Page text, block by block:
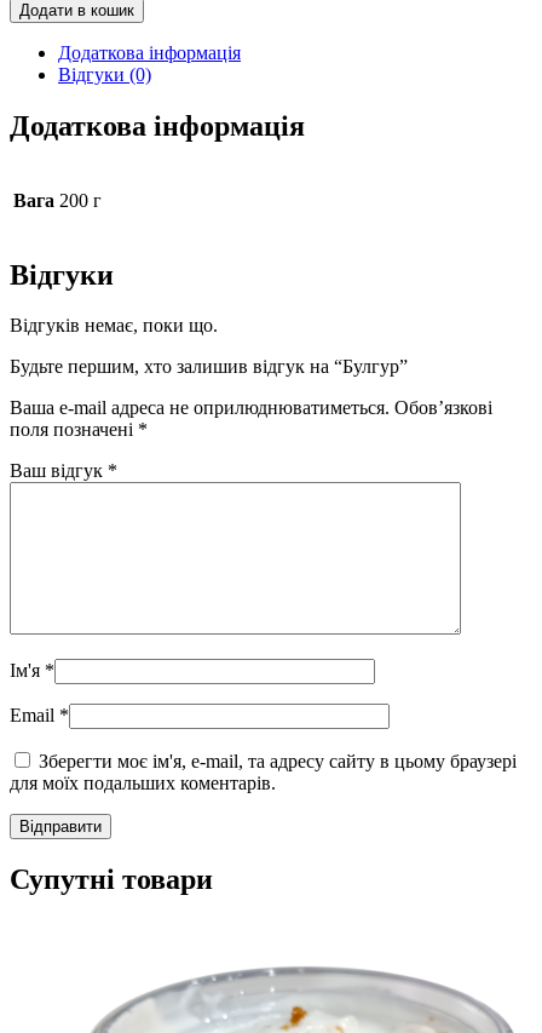
Додати в кошик
Додаткова інформація
Відгуки (0)
Додаткова інформація
Вага 200 г
Відгуки
Відгуків немає, поки що.
Будьте першим, хто залишив відгук на “Булгур”
Ваша e-mail адреса не оприлюднюватиметься. Обов’язкові
поля позначені *
Ваш відгук *
Ім'я *
Email *
Зберегти моє ім'я, e-mail, та адресу сайту в цьому браузері
для моїх подальших коментарів.
Супутні товари